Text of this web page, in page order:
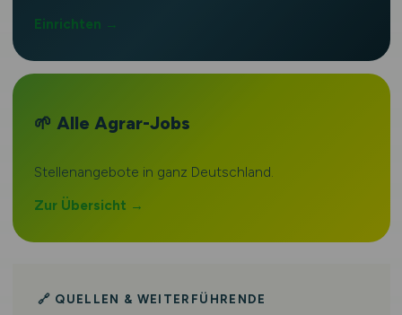
Einrichten →
🌱 Alle Agrar-Jobs
Stellenangebote in ganz Deutschland.
Zur Übersicht →
🔗 QUELLEN & WEITERFÜHRENDE